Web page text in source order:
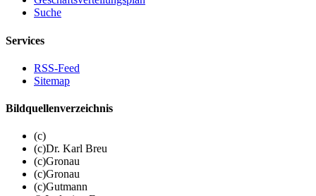
Suche
Services
RSS-Feed
Sitemap
Bildquellenverzeichnis
(c)
(c)Dr. Karl Breu
(c)Gronau
(c)Gronau
(c)Gutmann